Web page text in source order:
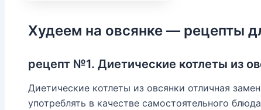
Худеем на овсянке — рецепты
рецепт №1. Диетические котлеты из
Диетические котлеты из овсянки отличная
употреблять в качестве самостоятельного